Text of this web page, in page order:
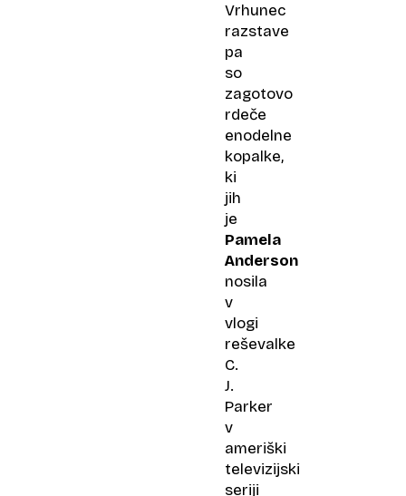
Vrhunec
razstave
pa
so
zagotovo
rdeče
enodelne
kopalke,
ki
jih
je
Pamela
Anderson
nosila
v
vlogi
reševalke
C.
J.
Parker
v
ameriški
televizijski
seriji